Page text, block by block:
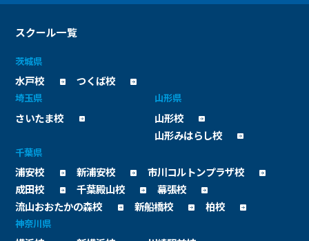
スクール一覧
茨城県
水戸校 つくば校
埼玉県
さいたま校
山形県
山形校
山形みはらし校
千葉県
浦安校 新浦安校
市川コルトンプラザ校
成田校
千葉殿山校
幕張校
流山おおたかの森校
新船橋校 柏校
神奈川県